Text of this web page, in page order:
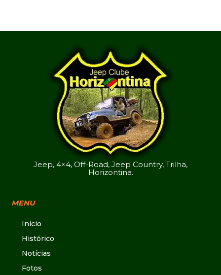
Jeep, 4×4, Off-Road, Jeep Country, Trilha,
Horizontina.
MENU
Início
Histórico
Notícias
Fotos